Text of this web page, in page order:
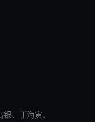
、丁海寅、